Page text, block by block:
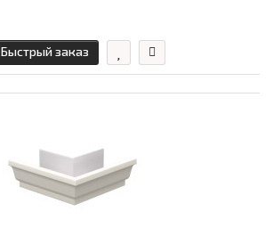
Быстрый заказ